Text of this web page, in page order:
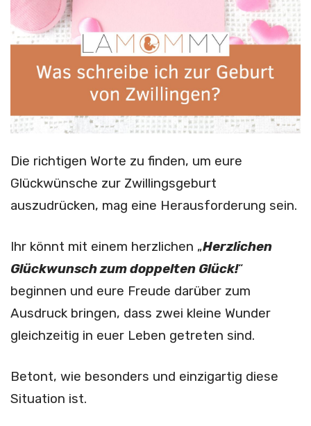
Die richtigen Worte zu finden, um eure
Glückwünsche zur Zwillingsgeburt
auszudrücken, mag eine Herausforderung sein.
Ihr könnt mit einem herzlichen „Herzlichen
Glückwunsch zum doppelten Glück!“
beginnen und eure Freude darüber zum
Ausdruck bringen, dass zwei kleine Wunder
gleichzeitig in euer Leben getreten sind.
Betont, wie besonders und einzigartig diese
Situation ist.